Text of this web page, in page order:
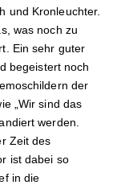
und Kronleuchter.
was noch zu
Ein sehr guter
begeistert noch
der
„Wir sind das
werden.
Zeit des
ist dabei so
in die